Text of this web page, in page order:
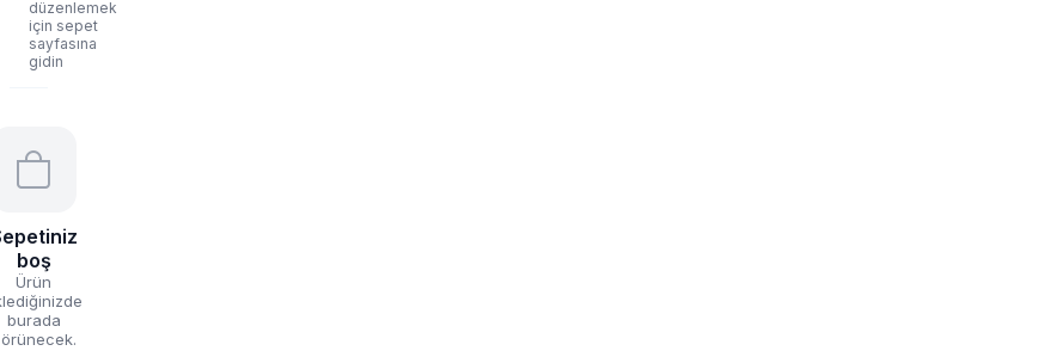
düzenlemek
için sepet
sayfasına
gidin
boş
Ürün
burada